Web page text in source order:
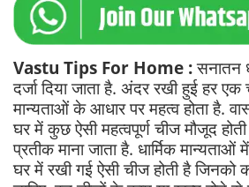
Vastu Tips For Home :सनातन
दर्जा दिया जाता है. अंदर रखी हुई हर
मान्यताओं के आधार पर महत्व होता है.
घर में कुछ ऐसी महत्वपूर्ण चीज मौजूद होती
प्रतीक माना जाता है. धार्मिक मान्यताओं
घर में रखी गई ऐसी चीज होती है जिनको